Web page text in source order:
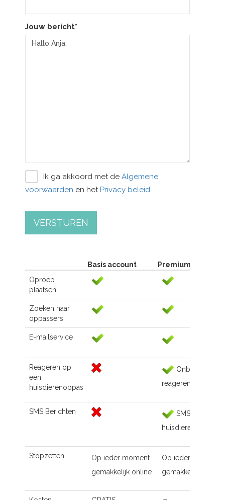
Jouw bericht*
Ik ga akkoord met de Algemene
voorwaarden en het Privacy beleid
VERSTUREN
Basis account
Premium account
Oproep
plaatsen
Zoeken naar
oppassers
E-mailservice
Reageren op
een
huisdierenoppas
Onbeperkt
reageren
SMS Berichten
SMS naar de
huisdierenoppas
Stopzetten
Op ieder moment
gemakkelijk online
Op ieder moment
gemakkelijk online